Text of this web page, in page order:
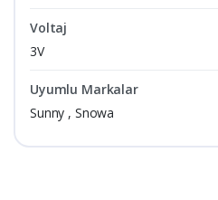
Voltaj
3V
Uyumlu Markalar
Sunny , Snowa